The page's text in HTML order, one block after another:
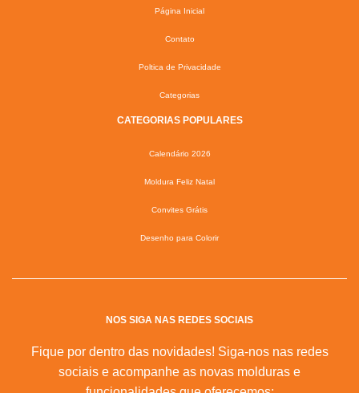
Página Inicial
Contato
Poltica de Privacidade
Categorias
CATEGORIAS POPULARES
Calendário 2026
Moldura Feliz Natal
Convites Grátis
Desenho para Colorir
NOS SIGA NAS REDES SOCIAIS
Fique por dentro das novidades! Siga-nos nas redes
sociais e acompanhe as novas molduras e